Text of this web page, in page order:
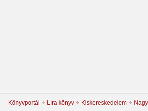
Könyvportál Líra könyv Kiskereskedelem